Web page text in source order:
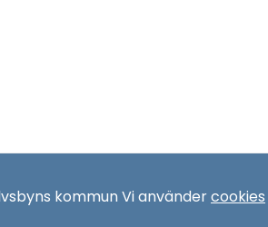
kommun Vi användercookies